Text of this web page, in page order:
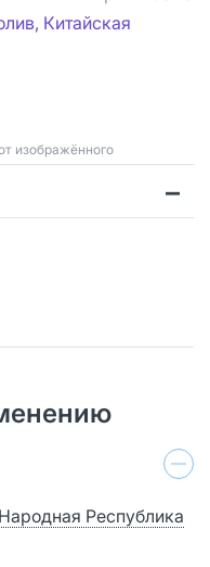
Китайская
изображённого
Республика